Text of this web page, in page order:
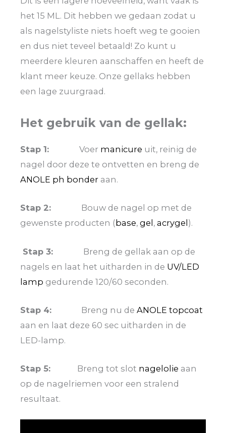
het 15 ML. Dit hebben we gedaan zodat u
als nagelstyliste niets hoeft weg te gooien
en dus niet teveel betaald! Zo kunt u
meerdere kleuren aanschaffen en heeft de
klant meer keuze. Onze gellaks hebben
een lage zuurgraad.
Het gebruik van de gellak:
Stap 1: Voer manicure uit, reinig de
nagel door deze te ontvetten en breng de
ANOLE ph bonder aan.
Stap 2: Bouw de nagel op met de
gewenste producten (base, gel , acrygel ).
Stap 3: Breng de gellak aan op de
nagels en laat het uitharden in de UV/LED
lamp gedurende 120/60 seconden.
Stap 4: Breng nu de ANOLE topcoat
aan en laat deze 60 sec uitharden in de
LED-lamp.
Stap 5: Breng tot slot nagelolie aan
op de nagelriemen voor een stralend
resultaat.